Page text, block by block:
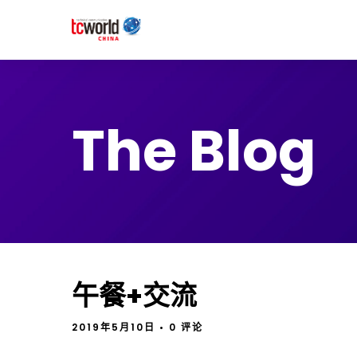
The Blog
午餐+交流
2019年5月10日 • 0 评论